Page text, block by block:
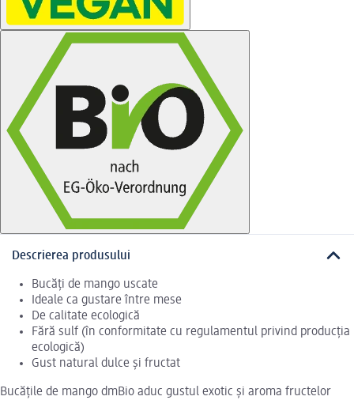
Descrierea produsului
Bucăți de mango uscate
Ideale ca gustare între mese
De calitate ecologică
Fără sulf (în conformitate cu regulamentul privind producția
ecologică)
Gust natural dulce și fructat
Bucățile de mango dmBio aduc gustul exotic și aroma fructelor